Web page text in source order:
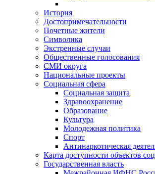
История
Достопримечательности
Почетные жители
Символика
Экстренные случаи
Общественные голосования
СМИ округа
Национальные проекты
Социальная сфера
Социальная защита
Здравоохранение
Образование
Культура
Молодежная политика
Спорт
Антинаркотическая
Карта доступности объектов
Государственная власть